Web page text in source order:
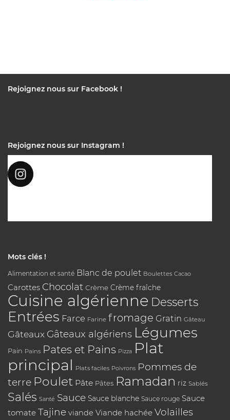
Rejoignez nous sur Facebook !
Rejoignez nous sur Instagram !
Mots clés !
Alimentation et santé Blanc de poulet Boulettes Cacao
Carottes Chocolat Crème Crème fraîche
Cuisine algérienne Desserts
Entrées Farce Farine fromage Gratin Gâteau
Gâteaux Gâteaux algériens Légumes
Pain Pains Pates et Pains Pizza Plat
principal Plats faciles Poivrons Pommes de
terre Poulet Pâte Pâtes Ramadan riz Sablés
Salés Santé Sauce Sauce blanche Sauce rouge Sauce
tomate Tajine viande Viande hachée Volailles